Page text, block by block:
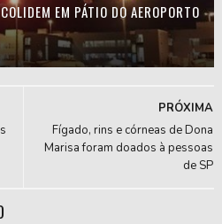
EM PÁTIO DO AEROPORTO
PRÓXIMA
Fígado, rins e córneas de Dona
Marisa foram doados à pessoas
de SP